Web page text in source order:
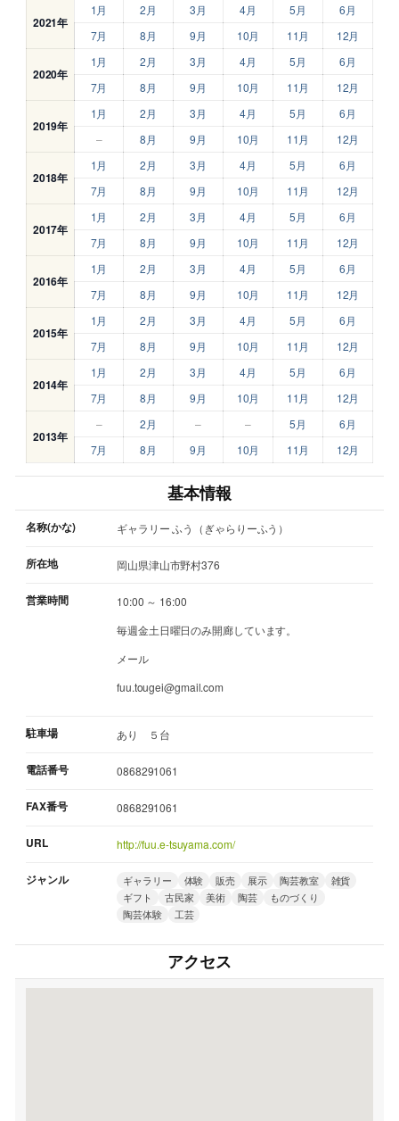
2021年
1月 2月 3月 4月 5月
6月
7月
8月 9月 10月 11月 12月
2020年
1月 2月 3月 4月 5月
6月
7月
8月 9月 10月 11月 12月
2019年
1月 2月 3月 4月 5月
6月
–
8月 9月 10月 11月 12月
2018年
1月 2月 3月 4月 5月
6月
7月
8月 9月 10月 11月 12月
2017年
1月 2月 3月 4月 5月
6月
7月
8月 9月 10月 11月 12月
2016年
1月 2月 3月 4月 5月
6月
7月
8月 9月 10月 11月 12月
2015年
1月 2月 3月 4月 5月
6月
7月
8月 9月 10月 11月 12月
2014年
1月 2月 3月 4月 5月
6月
7月
8月 9月 10月 11月 12月
2013年
– 2月 – – 5月
6月
7月
8月 9月 10月 11月 12月
基本情報
名称(かな) ギャラリー ふう（ぎゃらりーふう）
所在地 岡山県津山市野村376
営業時間
10:00 ～ 16:00
毎週金土日曜日のみ開廊しています。
メール
fuu.tougei@gmail.com
駐車場 あり ５台
電話番号 0868291061
FAX番号 0868291061
URL http://fuu.e-tsuyama.com/
ジャンル ギャラリー 体験 販売 展示 陶芸教室
雑貨
ギフト
古民家 美術 陶芸
ものづくり
陶芸体験
工芸
アクセス